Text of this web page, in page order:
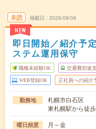
未読
NEW
掲載日 2026/08/06
即日開始／紹介予
ステム運用保守
職種未経験OK 交通費別途
WEB登録OK 正社員への紹介
勤務地
札幌市白石区
東札幌駅から徒
曜日頻度 月～金